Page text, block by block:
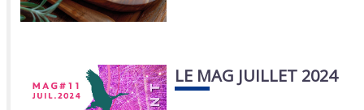
LE MAG JUILLET 2024